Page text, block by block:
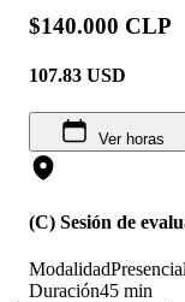
$140.000 CLP
107.83 USD
Ver horas
(C) Sesión de
ModalidadPresencial
Duración45 min